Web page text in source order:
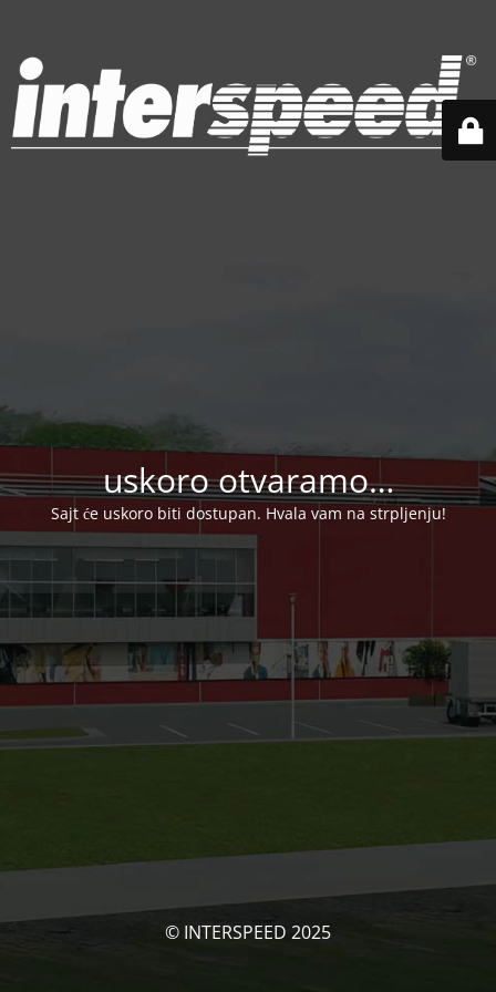
uskoro otvaramo…
Sajt će uskoro biti dostupan. Hvala vam na strpljenju!
© INTERSPEED 2025